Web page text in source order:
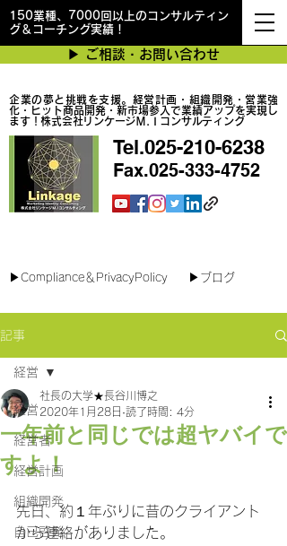
150業種、7000回以上のコンサルティン
グ＆コーチング実績！
企業の夢と挑戦を支援。経営計画・組織開発・営業強
化・ヒット商品開発・新市場参入で業績アップを実現し
ます！株式会社リンケージＭ.Ｉコンサルティング
▶︎ ご相談・お問い合わせ
Tel.025-210-6238
Fax.025-333-4752
▶︎Compliance＆PrivacyPolicy ▶︎ブログ
記事
経営
経営者
経営計画
組織開発
自己啓発
経営
一年前と同じでは超ヤバイで
すよ！
社長の大学★長谷川博之
2020年1月28日 読了時間: 4分
先日、約１年ぶりに昔のクライアント
から連絡がありました。